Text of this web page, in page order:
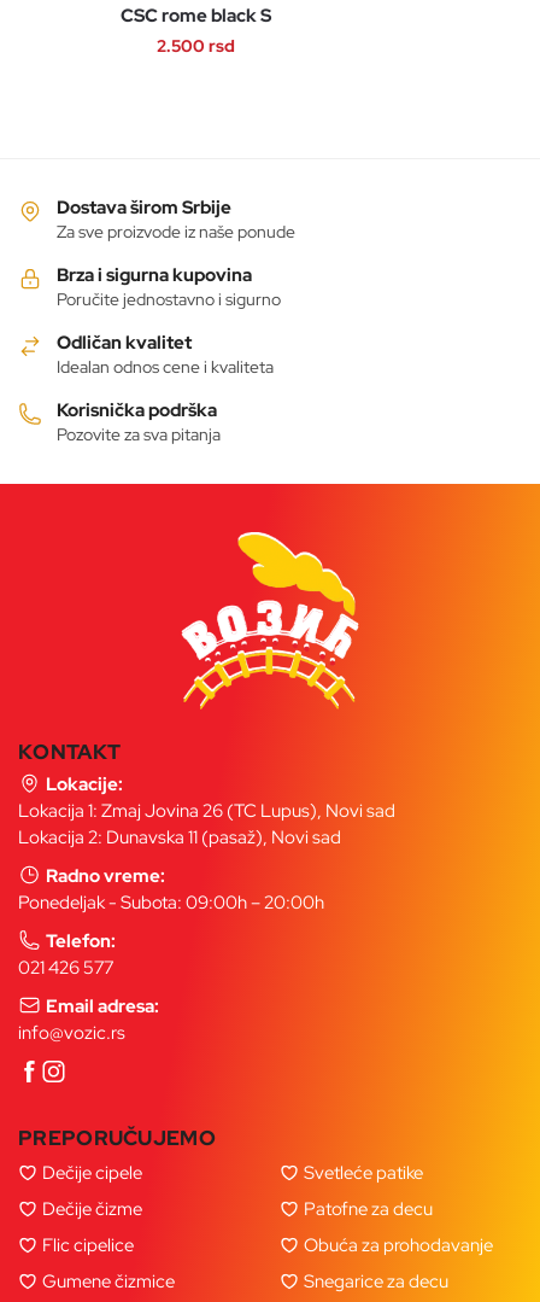
CSC rome black S
2.500 rsd
varijanti.
Opcije
biti
stranici
proizvoda.
Dostava širom Srbije
Za sve proizvode iz naše ponude
Brza i sigurna kupovina
Poručite jednostavno i sigurno
Odličan kvalitet
Idealan odnos cene i kvaliteta
Korisnička podrška
Pozovite za sva pitanja
KONTAKT
Lokacije:
Lokacija 1: Zmaj Jovina 26 (TC Lupus), Novi sad
Lokacija 2: Dunavska 11 (pasaž), Novi sad
Radno vreme:
Ponedeljak - Subota: 09:00h – 20:00h
Telefon:
021 426 577
Email adresa:
info@vozic.rs
PREPORUČUJEMO
Dečije cipele
Dečije čizme
Flic cipelice
Gumene čizmice
Svetleće patike
Patofne za decu
Obuća za prohodavanje
Snegarice za decu